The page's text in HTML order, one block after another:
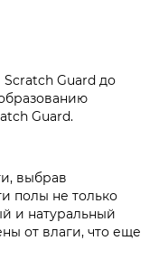
Guard до
Guard.
выбрав
полы не только
и натуральный
от влаги, что еще